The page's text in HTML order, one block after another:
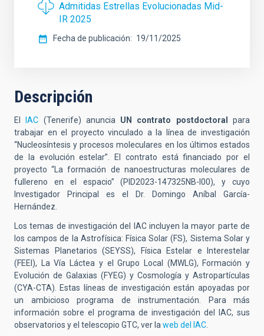
Admitidas Estrellas Evolucionadas Mid-
IR 2025
Fecha de publicación 19/11/2025
Descripción
El IAC (Tenerife) anuncia UN contrato postdoctoral
para
trabajar en el proyecto vinculado a la línea de investigación
“Nucleosíntesis y procesos moleculares en los últimos estados
de la evolución estelar”. El contrato está financiado por el
proyecto “La formación de nanoestructuras moleculares de
fullereno en el espacio” (PID2023-147325NB-I00), y cuyo
Investigador Principal es el Dr. Domingo Aníbal García-
Hernández.
Los temas de investigación del IAC incluyen la mayor parte de
los campos de la Astrofísica: Física Solar (FS), Sistema Solar y
Sistemas Planetarios (SEYSS), Física Estelar e Interestelar
(FEEI), La Vía Láctea y el Grupo Local (MWLG), Formación y
Evolución de Galaxias (FYEG) y Cosmología y Astropartículas
(CYA-CTA). Estas líneas de investigación están apoyadas por
un ambicioso programa de instrumentación. Para más
información sobre el programa de investigación del IAC, sus
observatorios y el telescopio GTC, ver la web del IAC